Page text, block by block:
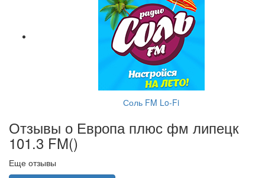
Соль FM Lo-Fi
Отзывы о Европа плюс фм липецк
101.3 FM()
Еще отзывы